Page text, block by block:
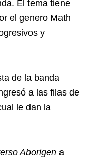
El tema tiene
el genero Math
y
de la banda
a las filas de
le dan la
Aborigen a